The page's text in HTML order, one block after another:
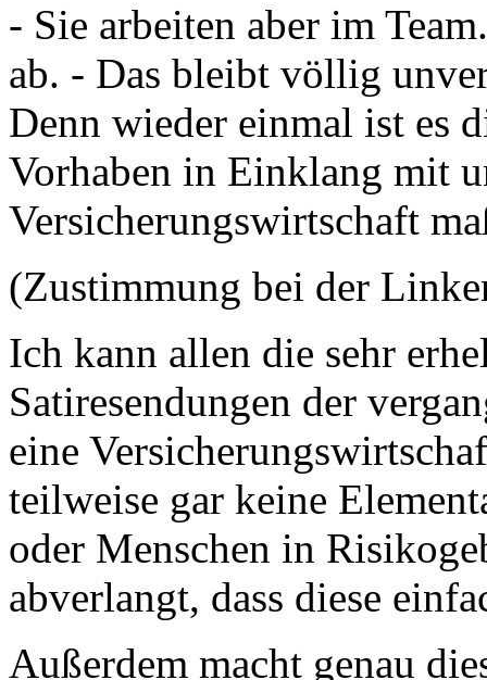
- Sie arbeiten aber im
ab. - Das bleibt völlig
Denn wieder einmal ist es
Vorhaben in Einklang mit
Versicherungswirtschaft
(Zustimmung bei der
Ich kann allen die sehr
Satiresendungen der
eine
teilweise gar keine
oder Menschen in
abverlangt, dass diese
Außerdem macht genau